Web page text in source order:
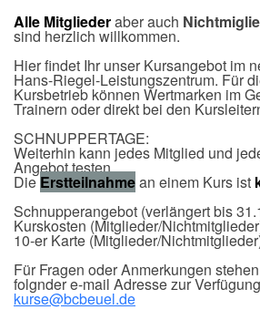
Alle Mitgliederaber auch
sind herzlich willkommen.
Hier findet Ihr unser Kursangebot im
Hans-Riegel-Leistungszentrum. Für
Kursbetrieb können Wertmarken im
Trainern oder direkt bei den
SCHNUPPERTAGE:
Weiterhin kann jedes Mitglied und
Angebot testen.
DieErstteilnahmean einem Kurs ist
Schnupperangebot (verlängert bis
Kurskosten (Mitglieder/
10-er Karte (Mitglieder/
Für Fragen oder Anmerkungen
folgnder e-mail Adresse zur
kurse@bcbeuel.de